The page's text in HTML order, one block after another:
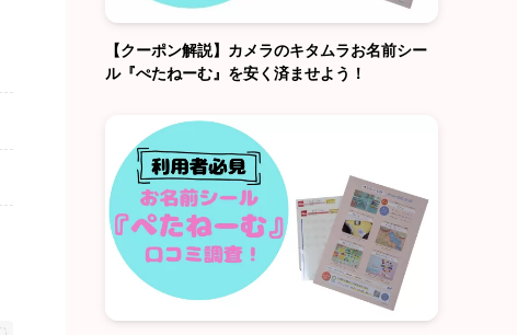
【クーポン解説】カメラのキタムラお名前シー
ル『ぺたねーむ』を安く済ませよう！